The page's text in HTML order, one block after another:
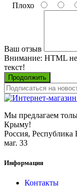
Плохо
Ваш отзыв
Внимание: HTML
текст!
Продолжить
Мы предлагаем
Крыму!
Россия, Республика
маг. 33
Информация
Контакты